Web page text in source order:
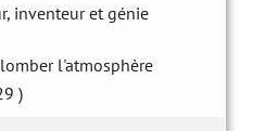
inventeur et génie
l'atmosphère
)